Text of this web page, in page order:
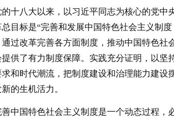
十八大以来，以习近平同志为核心的党
目标是“完善和发展中国特色社会主义制
过改革完善各方面制度，推动中国特色
供了有力制度保障。实践充分证明，以
和时代潮流，把制度建设和治理能力建
的生机活力。
中国特色社会主义制度是一个动态过程，